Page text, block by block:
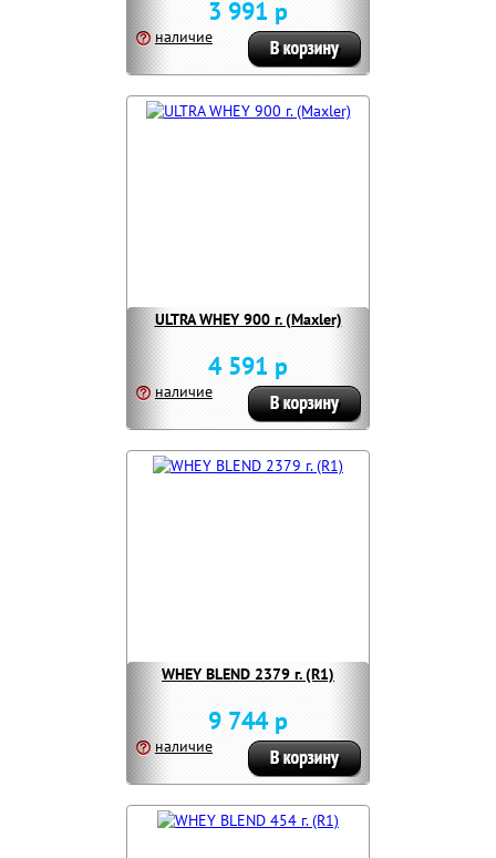
3 991 р
наличие
ULTRA WHEY 900 г. (Maxler)
4 591 р
наличие
WHEY BLEND 2379 г. (R1)
9 744 р
наличие